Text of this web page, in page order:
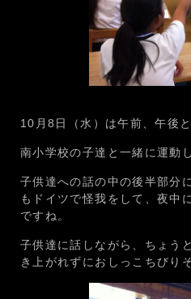
10月8日（水）は午前、午後
南小学校の子達と一緒に運動
子供達への話の中の後半部分
もドイツで怪我をして、夜中
ですね。
子供達に話しながら、ちょう
き上がれずにおしっこちびり